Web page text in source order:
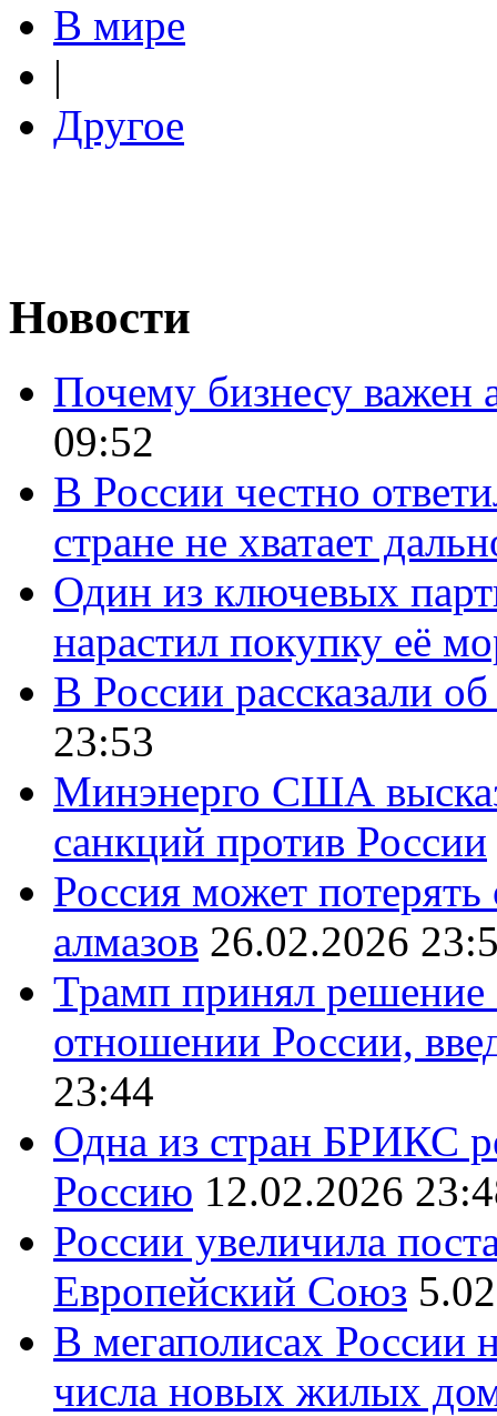
В мире
|
Другое
Новости
Почему бизнесу важен
09:52
В России честно
стране не хватает
Один из ключевых
нарастил покупку её
В России рассказали
23:53
Минэнерго США
санкций против России
Россия может
алмазов 26.02.2026
Трамп принял решение
отношении России,
23:44
Одна из стран БРИКС
Россию 12.02.2026
России увеличила
Европейский Союз
В мегаполисах России
числа новых жилых